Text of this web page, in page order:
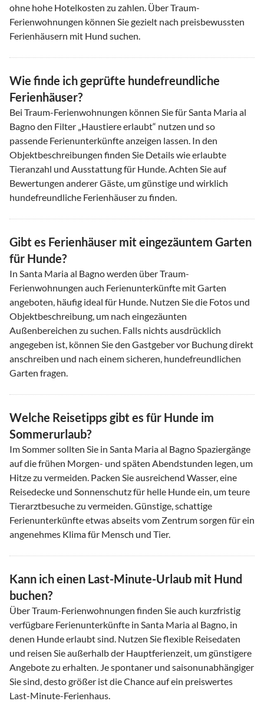
ohne hohe Hotelkosten zu zahlen. Über Traum-
Ferienwohnungen können Sie gezielt nach preisbewussten
Ferienhäusern mit Hund suchen.
Wie finde ich geprüfte hundefreundliche
Ferienhäuser?
Bei Traum-Ferienwohnungen können Sie für Santa Maria al
Bagno den Filter „Haustiere erlaubt“ nutzen und so
passende Ferienunterkünfte anzeigen lassen. In den
Objektbeschreibungen finden Sie Details wie erlaubte
Tieranzahl und Ausstattung für Hunde. Achten Sie auf
Bewertungen anderer Gäste, um günstige und wirklich
hundefreundliche Ferienhäuser zu finden.
Gibt es Ferienhäuser mit eingezäuntem Garten
für Hunde?
In Santa Maria al Bagno werden über Traum-
Ferienwohnungen auch Ferienunterkünfte mit Garten
angeboten, häufig ideal für Hunde. Nutzen Sie die Fotos und
Objektbeschreibung, um nach eingezäunten
Außenbereichen zu suchen. Falls nichts ausdrücklich
angegeben ist, können Sie den Gastgeber vor Buchung direkt
anschreiben und nach einem sicheren, hundefreundlichen
Garten fragen.
Welche Reisetipps gibt es für Hunde im
Sommerurlaub?
Im Sommer sollten Sie in Santa Maria al Bagno Spaziergänge
auf die frühen Morgen- und späten Abendstunden legen, um
Hitze zu vermeiden. Packen Sie ausreichend Wasser, eine
Reisedecke und Sonnenschutz für helle Hunde ein, um teure
Tierarztbesuche zu vermeiden. Günstige, schattige
Ferienunterkünfte etwas abseits vom Zentrum sorgen für ein
angenehmes Klima für Mensch und Tier.
Kann ich einen Last-Minute-Urlaub mit Hund
buchen?
Über Traum-Ferienwohnungen finden Sie auch kurzfristig
verfügbare Ferienunterkünfte in Santa Maria al Bagno, in
denen Hunde erlaubt sind. Nutzen Sie flexible Reisedaten
und reisen Sie außerhalb der Hauptferienzeit, um günstigere
Angebote zu erhalten. Je spontaner und saisonunabhängiger
Sie sind, desto größer ist die Chance auf ein preiswertes
Last-Minute-Ferienhaus.